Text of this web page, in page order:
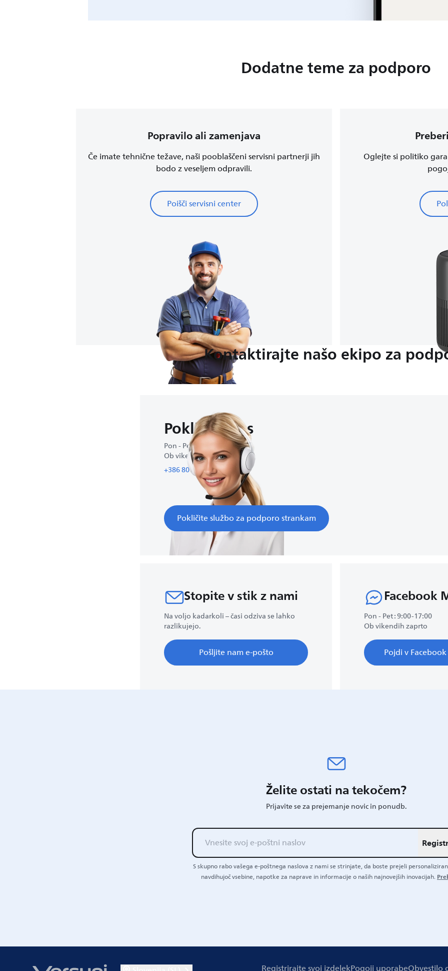
Dodatne teme za podporo
Popravilo ali zamenjava
Če imate tehnične težave, naši pooblaščeni servisni partnerji jih
bodo z veseljem odpravili.
Poišči servisni center
Oglejte si politiko
Kontaktirajte našo ekipo za
Pokličite nas
Pon - Pet : 9:00-17:00
Ob vikendih zaprto
+386 80 68 89 90
Pokličite službo za podporo strankam
Stopite v stik z nami
Na voljo kadarkoli – časi odziva se lahko
razlikujejo.
Pošljite nam e-pošto
Facebook
Pon - Pet : 9:00-17:00
Ob vikendih zaprto
Pojdi v
Želite ostati na tekočem?
Prijavite se za prejemanje novic in ponudb.
S skupno rabo vašega e-poštnega naslova z nami se strinjate, da boste prejeli
navdihujoč vsebine, napotke za naprave in informacije o naših najnovejših inovacijah.